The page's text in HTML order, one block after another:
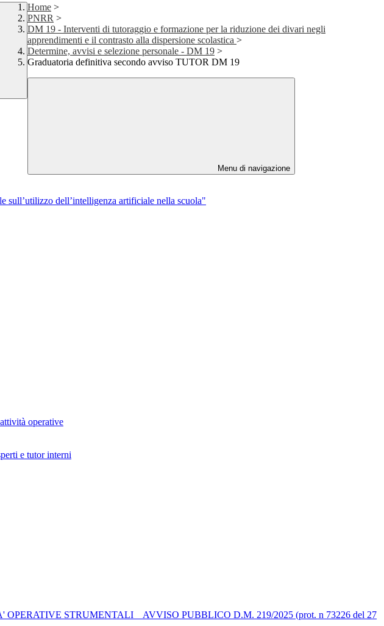
Home >
PNRR >
DM 19 - Interventi di tutoraggio e formazione per la riduzione dei divari negli
apprendimenti e il contrasto alla dispersione scolastica >
Determine, avvisi e selezione personale - DM 19 >
Graduatoria definitiva secondo avviso TUTOR DM 19
Menu di navigazione
dell’intelligenza artificiale nella scuola"
operative
e tutor interni
STRUMENTALI _ AVVISO PUBBLICO D.M. 219/2025 (prot. n 73226 del 27